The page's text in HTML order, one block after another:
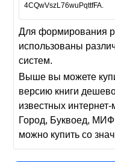
4CQwVszL76wuPqttfFA.
Для формирования
использованы
систем.
Выше вы можете
версию книги
известных
Город, Буквоед,
можно купить со